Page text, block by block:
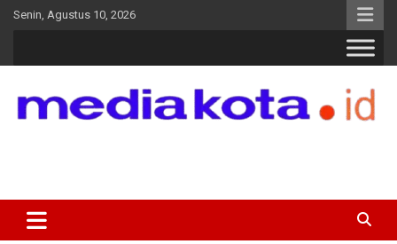
SkipSenin, Agustus 10, 2026